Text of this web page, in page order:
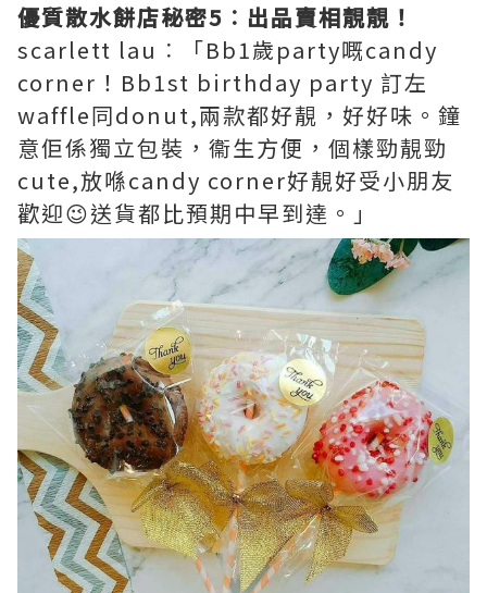
優質散水餅店秘密5︰出品賣相靚靚！
scarlett lau︰「Bb1歲party嘅candy
corner！Bb1st birthday party 訂左
waffle同donut,兩款都好靚，好好味。鐘
意佢係獨立包裝，衞生方便，個樣勁靚勁
cute,放喺candy corner好靚好受小朋友
歡迎😉送貨都比預期中早到達。」